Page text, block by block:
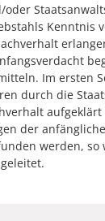
oder
Kenntnis
Im ersten
durch die
der
werden,